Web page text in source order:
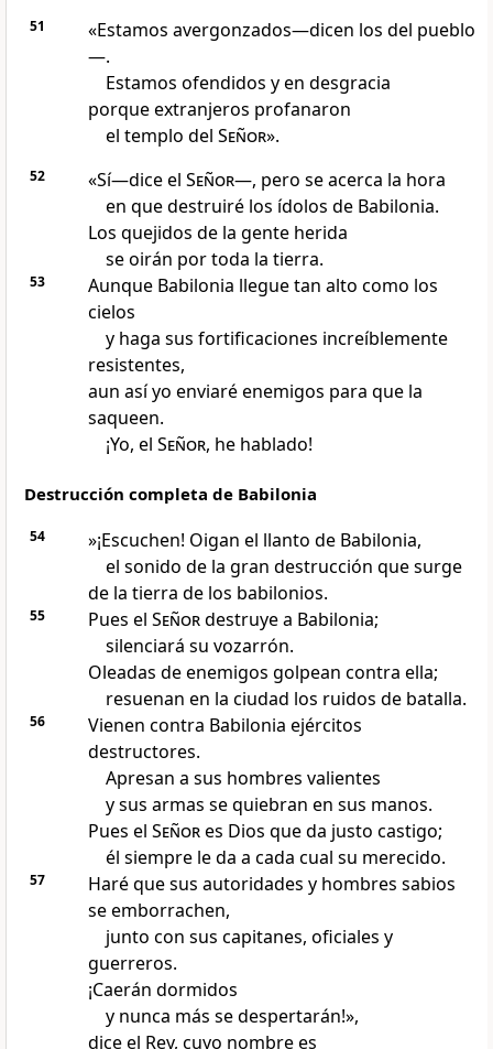
51
«Estamos avergonzados—dicen los del pueblo
—.
Estamos ofendidos y en desgracia
porque extranjeros profanaron
el templo del Señor».
52 «Sí—dice el Señor—, pero se acerca la hora
en que destruiré los ídolos de Babilonia.
Los quejidos de la gente herida
se oirán por toda la tierra.
53
Aunque Babilonia llegue tan alto como los
cielos
y haga sus fortificaciones increíblemente
resistentes,
aun así yo enviaré enemigos para que la
saqueen.
¡Yo, el Señor, he hablado!
Destrucción completa de Babilonia
54
»¡Escuchen! Oigan el llanto de Babilonia,
el sonido de la gran destrucción que surge
de la tierra de los babilonios.
55 Pues el Señordestruye a Babilonia;
silenciará su vozarrón.
Oleadas de enemigos golpean contra ella;
resuenan en la ciudad los ruidos de batalla.
56
Vienen contra Babilonia ejércitos
destructores.
Apresan a sus hombres valientes
y sus armas se quiebran en sus manos.
Pues el Señores Dios que da justo castigo;
él siempre le da a cada cual su merecido.
57
Haré que sus autoridades y hombres sabios
se emborrachen,
junto con sus capitanes, oficiales y
guerreros.
¡Caerán dormidos
y nunca más se despertarán!»,
dice el Rey, cuyo nombre es